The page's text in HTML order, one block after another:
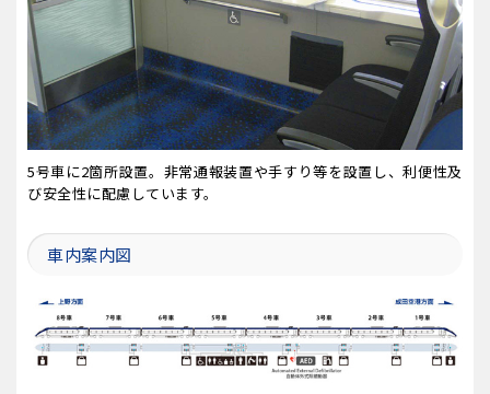
5号車に2箇所設置。非常通報装置や手すり等を設置し、利便性及
び安全性に配慮しています。
車内案内図